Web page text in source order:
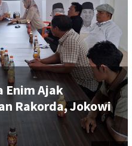
Enim Ajak
Rakorda, Jokowi